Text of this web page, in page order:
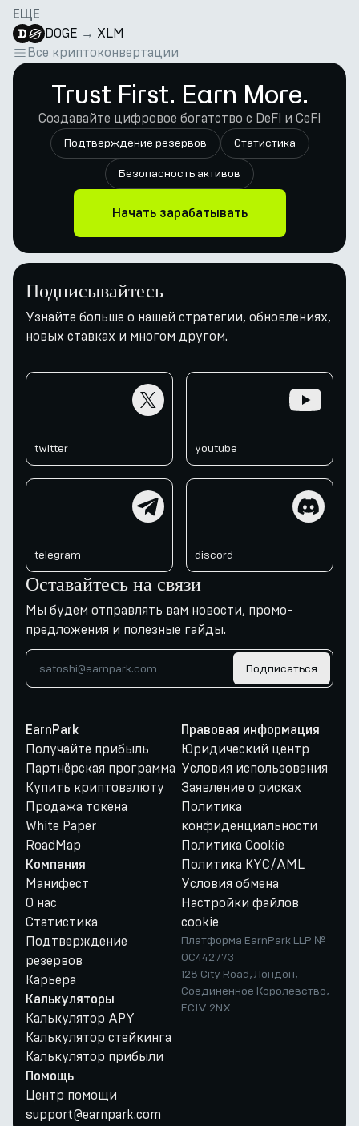
ЕЩЕ
DOGE → XLM
Все криптоконвертации
Trust First. Earn More.
Создавайте цифровое богатство с DeFi и CeFi
Подтверждение резервов Статистика
Безопасность активов
Начать зарабатывать
Подписывайтесь
Узнайте больше о нашей стратегии, обновлениях,
новых ставках и многом другом.
twitter youtube
telegram discord
Оставайтесь на связи
Мы будем отправлять вам новости, промо-
предложения и полезные гайды.
Подписаться
EarnPark
Получайте прибыль
Партнёрская программа
Купить криптовалюту
Продажа токена
White Paper
RoadMap
Компания
Манифест
О нас
Статистика
Подтверждение
резервов
Карьера
Калькуляторы
Калькулятор APY
Калькулятор стейкинга
Калькулятор прибыли
Помощь
Центр помощи
support@earnpark.com
Правовая информация
Юридический центр
Условия использования
Заявление о рисках
Политика
конфиденциальности
Политика Cookie
Политика KYC/AML
Условия обмена
Настройки файлов
cookie
Платформа EarnPark LLP №
OC442773
128 City Road, Лондон,
Соединенное Королевство,
EC1V 2NX